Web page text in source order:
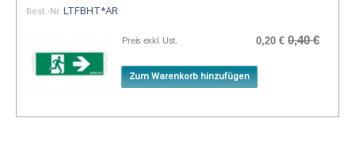
Best.-Nr. LTFBHT*AR
Preis exkl. Ust. 0,20 € 0,40 €
Zum Warenkorb hinzufügen